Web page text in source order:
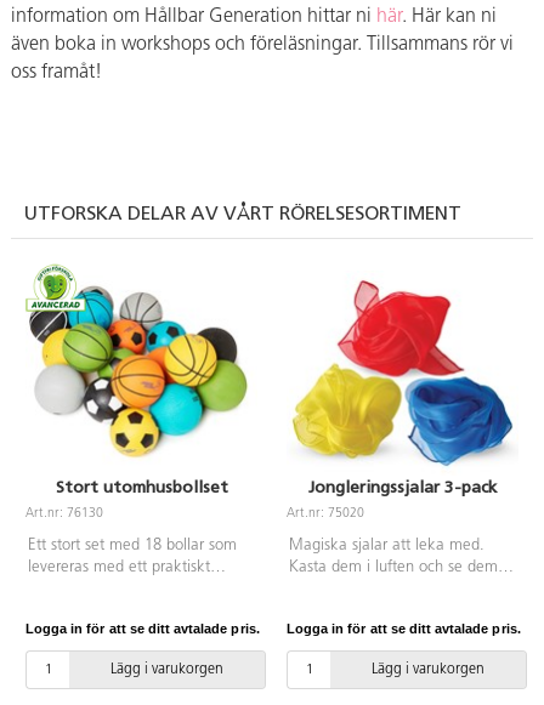
information om Hållbar Generation hittar ni här. Här kan ni
även boka in workshops och föreläsningar. Tillsammans rör vi
oss framåt!
UTFORSKA DELAR AV VÅRT RÖRELSESORTIMENT
Stort utomhusbollset
Art.nr: 76130
Ett stort set med 18 bollar som
levereras med ett praktiskt
skoldag. Innehåller 6
basketbollar, 6 fotbollar stl. 4 och
6 gummibollar ø 21,5 cm. Bollar
Logga in för att se ditt avtalade pris.
Lägg i varukorgen
Jongleringssjalar 3-pack
Art.nr: 75020
Magiska sjalar att leka med.
Kasta dem i luften och se dem
andra. Rekommenderas från ca 5
år, som introduktion till jonglering
på ett lekfullt sätt. I varierade
Logga in för att se ditt avtalade pris.
Lägg i varukorgen